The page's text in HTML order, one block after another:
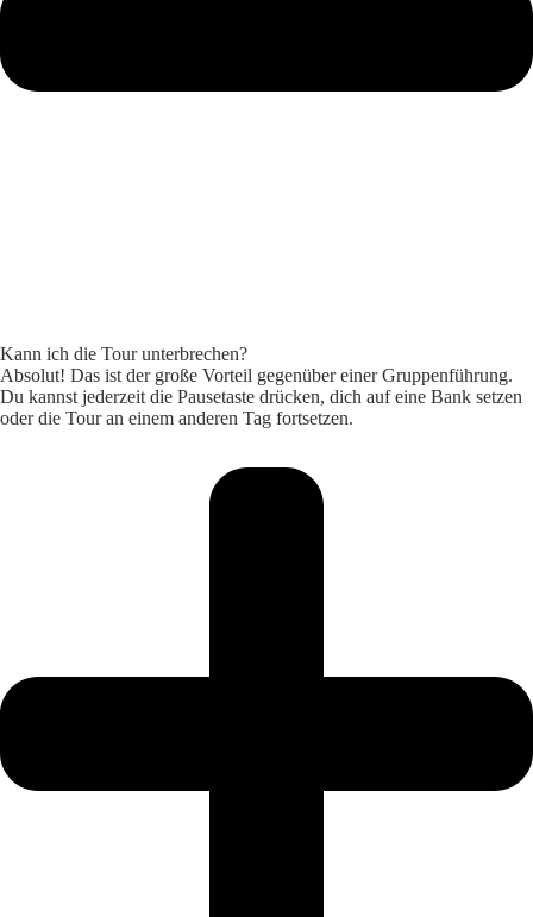
Kann ich die Tour unterbrechen?
Absolut! Das ist der große Vorteil gegenüber einer Gruppenführung.
Du kannst jederzeit die Pausetaste drücken, dich auf eine Bank setzen
oder die Tour an einem anderen Tag fortsetzen.